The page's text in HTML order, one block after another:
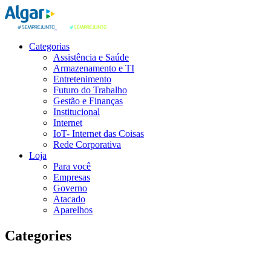
Categorias
Assistência e Saúde
Armazenamento e TI
Entretenimento
Futuro do Trabalho
Gestão e Finanças
Institucional
Internet
IoT- Internet das Coisas
Rede Corporativa
Loja
Para você
Empresas
Governo
Atacado
Aparelhos
Categories